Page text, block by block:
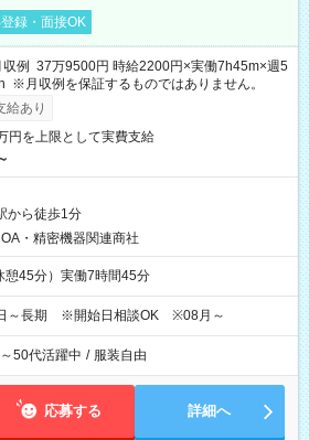
録・面接OK
例 37万9500円 時給2200円×実働7h45m×週5
※月収例を保証するものではありません。
給あり
円を上限として実費支給
から徒歩1分
・精密機器関連商社
憩45分）実働7時間45分
～長期 ※開始日相談OK ※08月～
50代活躍中 / 服装自由
応募する 詳細へ